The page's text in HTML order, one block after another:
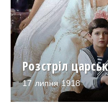
Розстріл
17 липня 1918